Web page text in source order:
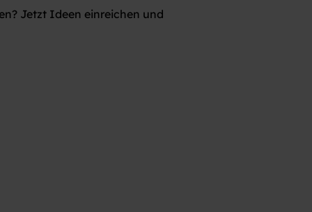
Jetzt Ideen einreichen und